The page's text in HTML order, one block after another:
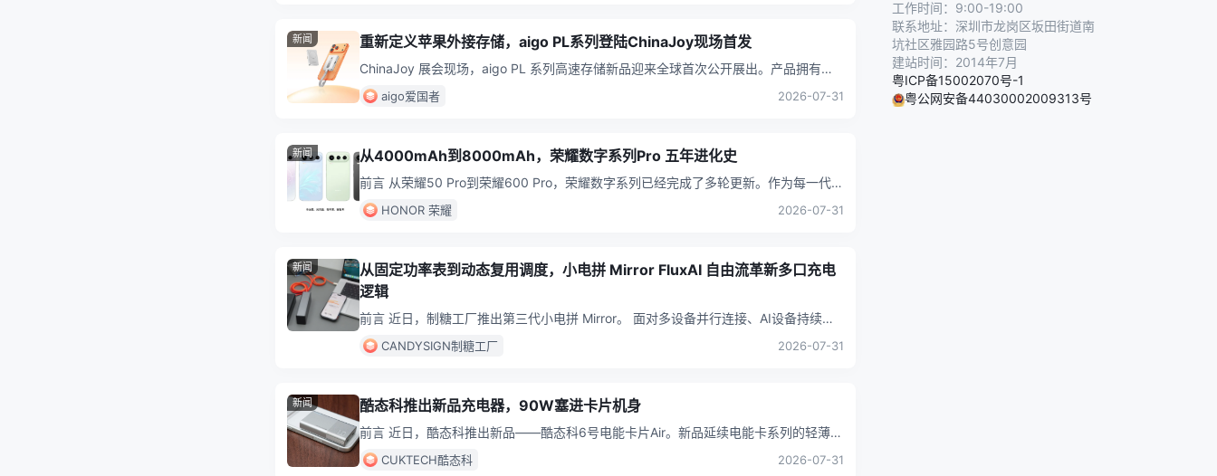
新闻 重新定义苹果外接存储，aigo PL系列登陆ChinaJoy现场首发
ChinaJoy 展会现场，aigo PL 系列高速存储新品迎来全球首次公开展出。产品拥有苹
果官方 MFi 认证资质，搭配自研 aigo
aigo爱国者 2026-07-31
新闻 从4000mAh到8000mAh，荣耀数字系列Pro 五年进化史
前言 从荣耀50 Pro到荣耀600 Pro，荣耀数字系列已经完成了多轮更新。作为每一代数
字系列中定位更高的机型，Pro版本不仅承担着影像
HONOR 荣耀 2026-07-31
新闻
从固定功率表到动态复用调度，小电拼 Mirror FluxAI 自由流革新多口充电
逻辑
前言 近日，制糖工厂推出第三代小电拼 Mirror。 面对多设备并行连接、AI设备持续增
加的新时代供电需求，传统多口充电器的功率管理方式正
CANDYSIGN制糖工厂 2026-07-31
新闻 酷态科推出新品充电器，90W塞进卡片机身
前言 近日，酷态科推出新品——酷态科6号电能卡片Air。新品延续电能卡系列的轻薄设
计，在机身体积基本不变的情况下，将单口输出功率提升至90
CUKTECH酷态科 2026-07-31
工作时间：9:00-19:00
联系地址：深圳市龙岗区坂田街道南
坑社区雅园路5号创意园
建站时间：2014年7月
粤ICP备15002070号-1
粤公网安备44030002009313号